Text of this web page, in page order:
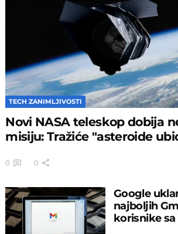
TECH ZANIMLJIVOSTI
Novi NASA teleskop dobija
misiju: Tražiće "asteroide
0 0
Google
najboljih
korisnike sa